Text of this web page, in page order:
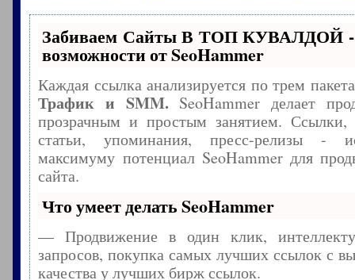
Забиваем Сайты В ТОП КУВАЛДОЙ -
возможности от SeoHammer
Каждая ссылка анализируется по трем
Трафик и SMM.SeoHammer делает
прозрачным и простым занятием. Ссылки,
статьи, упоминания, пресс-релизы -
максимуму потенциал SeoHammer для
сайта.
Что умеет делать SeoHammer
— Продвижение в один клик,
запросов, покупка самых лучших ссылок с
качества у лучших бирж ссылок.